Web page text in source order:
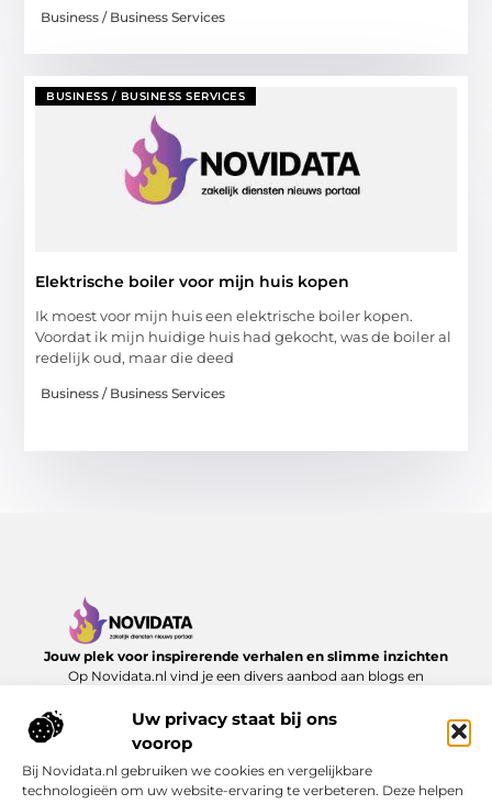
Uw privacy staat bij ons
voorop
Bij Novidata.nl gebruiken we cookies en vergelijkbare
technologieën om uw website-ervaring te verbeteren. Deze helpen
Business / Business Services
BUSINESS / BUSINESS SERVICES
Elektrische boiler voor mijn huis kopen
Ik moest voor mijn huis een elektrische boiler kopen.
Voordat ik mijn huidige huis had gekocht, was de boiler al
redelijk oud, maar die deed
Business / Business Services
Jouw plek voor inspirerende verhalen en slimme inzichten
Op Novidata.nl vind je een divers aanbod aan blogs en
adviezen tot verrassende perspectieven. Laat je inspireren en
ontdek content die echt waarde toevoegt.
Onze informatie